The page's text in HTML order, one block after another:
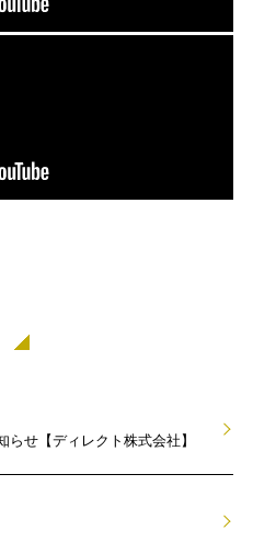
せ【ディレクト株式会社】